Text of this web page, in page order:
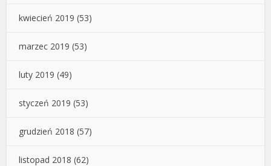
kwiecień 2019 (53)
marzec 2019 (53)
luty 2019 (49)
styczeń 2019 (53)
grudzień 2018 (57)
listopad 2018 (62)